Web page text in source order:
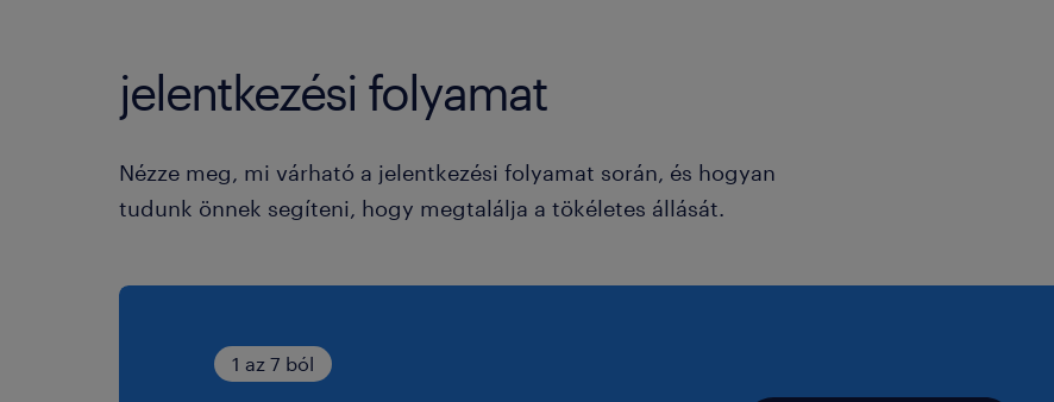
jelentkezési folyamat
Nézze meg, mi várható a jelentkezési folyamat során, és hogyan
tudunk önnek segíteni, hogy megtalálja a tökéletes állását.
1 az 7 ból